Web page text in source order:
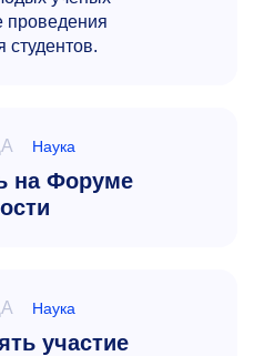
проведения
студентов.
Наука
на Форуме
Наука
участие